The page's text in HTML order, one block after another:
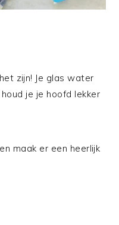
zijn! Je glas water
je je hoofd lekker
maak er een heerlijk